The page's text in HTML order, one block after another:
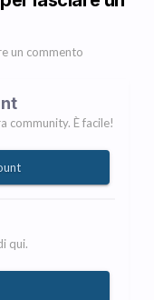
un commento
community. È facile!
qui.